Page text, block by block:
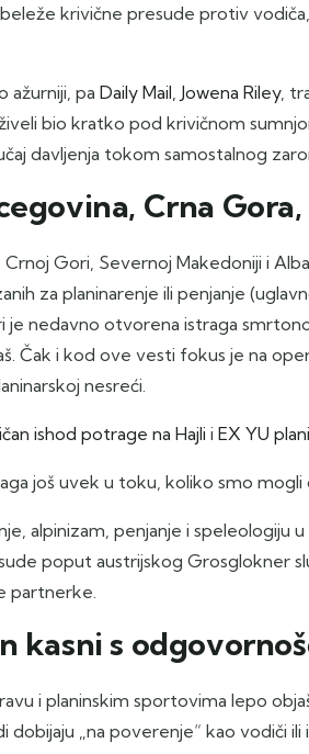
krivične presude protiv
ažurniji, pa Daily Mail, Jowena Riley,
bio kratko pod krivičnom
davljenja tokom samostalnog
Crna
Crnoj Gori, Severnoj Makedoniji i
za planinarenje ili penjanje
je nedavno otvorena istraga
Čak i kod ove vesti fokus je na
nesreći.
ishod potrage na Hajli i EX YU
još uvek u toku, koliko smo
alpinizam, penjanje i speleologiju
poput austrijskog Grosglokner
partnerke.
kasni s
i planinskim sportovima lepo
„na poverenje“ kao vodiči ili